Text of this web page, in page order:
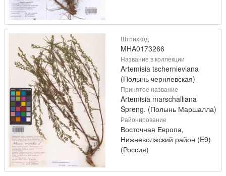
Штрихкод
MHA0173266
Название в коллекции
Artemisia tschernieviana
(Полынь черняевская)
Принятое название
Artemisia marschalliana
Spreng. (Полынь Маршалла)
Районирование
Восточная Европа,
Нижневолжский район (E9)
(Россия)